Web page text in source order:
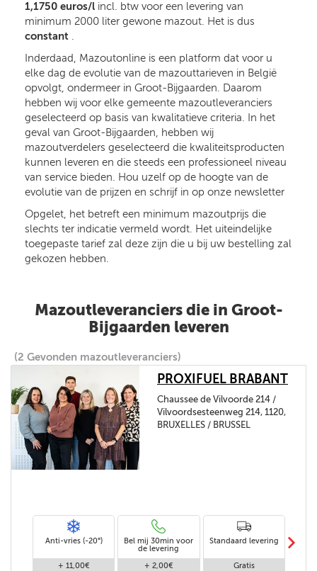
1,1750 euros/l incl. btw voor een levering van
minimum 2000 liter gewone mazout. Het is dus
constant .
Inderdaad, Mazoutonline is een platform dat voor u
elke dag de evolutie van de mazouttarieven in België
opvolgt, ondermeer in Groot-Bijgaarden. Daarom
hebben wij voor elke gemeente mazoutleveranciers
geselecteerd op basis van kwalitatieve criteria. In het
geval van Groot-Bijgaarden, hebben wij
mazoutverdelers geselecteerd die kwaliteitsproducten
kunnen leveren en die steeds een professioneel niveau
van service bieden. Hou uzelf op de hoogte van de
evolutie van de prijzen en schrijf in op onze newsletter
Opgelet, het betreft een minimum mazoutprijs die
slechts ter indicatie vermeld wordt. Het uiteindelijke
toegepaste tarief zal deze zijn die u bij uw bestelling zal
gekozen hebben.
Mazoutleveranciers die in Groot-
Bijgaarden leveren
(2 Gevonden mazoutleveranciers)
PROXIFUEL BRABANT
Chaussee de Vilvoorde 214 /
Vilvoordsesteenweg 214, 1120,
BRUXELLES / BRUSSEL
Anti-vries (-20°)
+ 11,00€
Bel mij 30min voor
de levering
+ 2,00€
Standaard levering
Gratis
m